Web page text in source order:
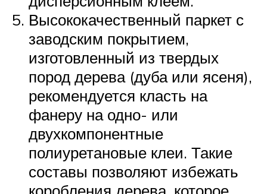
Высококачественный паркет с
заводским покрытием,
изготовленный из твердых
пород дерева (дуба или ясеня),
рекомендуется класть на
фанеру на одно- или
двухкомпонентные
полиуретановые клеи. Такие
составы позволяют избежать